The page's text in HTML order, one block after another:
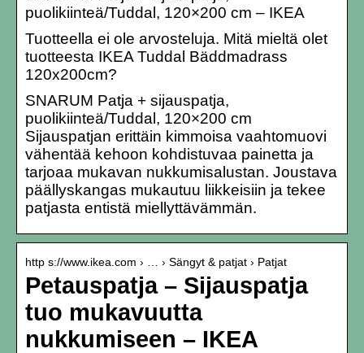
puolikiinteä/Tuddal, 120×200 cm – IKEA
Tuotteella ei ole arvosteluja. Mitä mieltä olet
tuotteesta IKEA Tuddal Bäddmadrass
120x200cm?
SNARUM Patja + sijauspatja,
puolikiinteä/Tuddal, 120×200 cm
Sijauspatjan erittäin kimmoisa vaahtomuovi
vähentää kehoon kohdistuvaa painetta ja
tarjoaa mukavan nukkumisalustan. Joustava
päällyskangas mukautuu liikkeisiin ja tekee
patjasta entistä miellyttävämmän.
http s://www.ikea.com › … › Sängyt & patjat › Patjat
Petauspatja – Sijauspatja
tuo mukavuutta
nukkumiseen – IKEA